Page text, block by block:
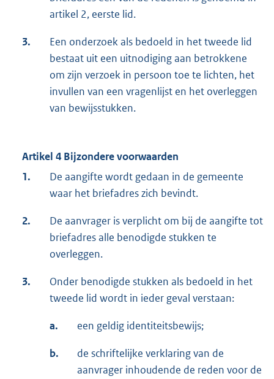
artikel 2, eerste lid.
3.
Een onderzoek als bedoeld in het tweede lid
bestaat uit een uitnodiging aan betrokkene
om zijn verzoek in persoon toe te lichten, het
invullen van een vragenlijst en het overleggen
van bewijsstukken.
Artikel 4 Bijzondere voorwaarden
1.
De aangifte wordt gedaan in de gemeente
waar het briefadres zich bevindt.
2.
De aanvrager is verplicht om bij de aangifte tot
briefadres alle benodigde stukken te
overleggen.
3.
Onder benodigde stukken als bedoeld in het
tweede lid wordt in ieder geval verstaan:
a. een geldig identiteitsbewijs;
b.
de schriftelijke verklaring van de
aanvrager inhoudende de reden voor de